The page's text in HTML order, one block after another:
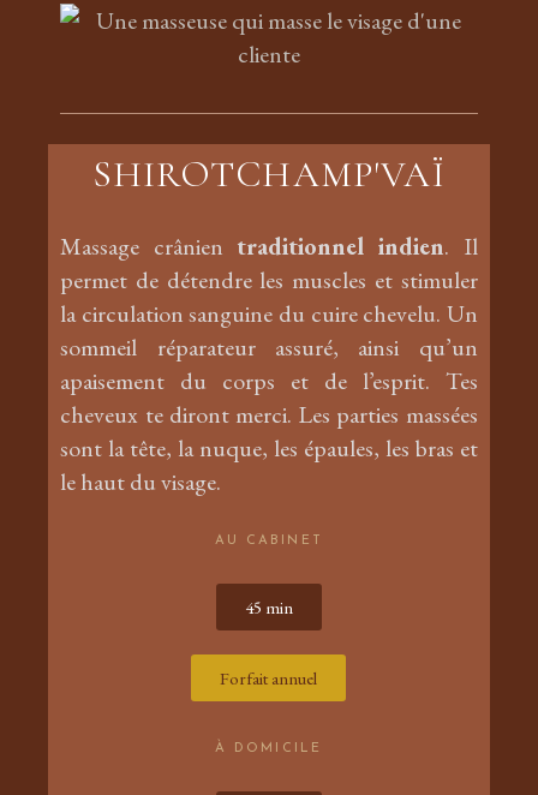
SHIROTCHAMP'VAÏ
Massage crânien traditionnel indien. Il
permet de détendre les muscles et stimuler
la circulation sanguine du cuire chevelu. Un
sommeil réparateur assuré, ainsi qu’un
apaisement du corps et de l’esprit. Tes
cheveux te diront merci. Les parties massées
sont la tête, la nuque, les épaules, les bras et
le haut du visage.
AU CABINET
45 min
Forfait annuel
À DOMICILE